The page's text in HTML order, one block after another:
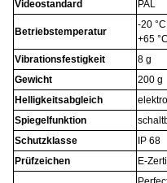
Videostandard
PAL
Betriebstemperatur
-20
+65 °C
Vibrationsfestigkeit
8 g
Gewicht
200 g
Helligkeitsabgleich
Spiegelfunktion
Schutzklasse
IP 68
Prüfzeichen
E-